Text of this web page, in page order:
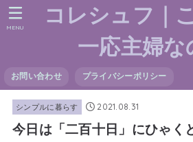
コレシュフ｜
一応主婦な
お問い合わせ プライバシーポリシー
MENU
シンプルに暮らす 2021.08.31
今日は「二百十日」にひゃく